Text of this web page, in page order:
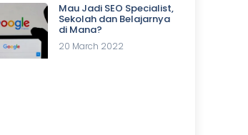
Mau Jadi SEO Specialist,
Sekolah dan Belajarnya
di Mana?
20 March 2022